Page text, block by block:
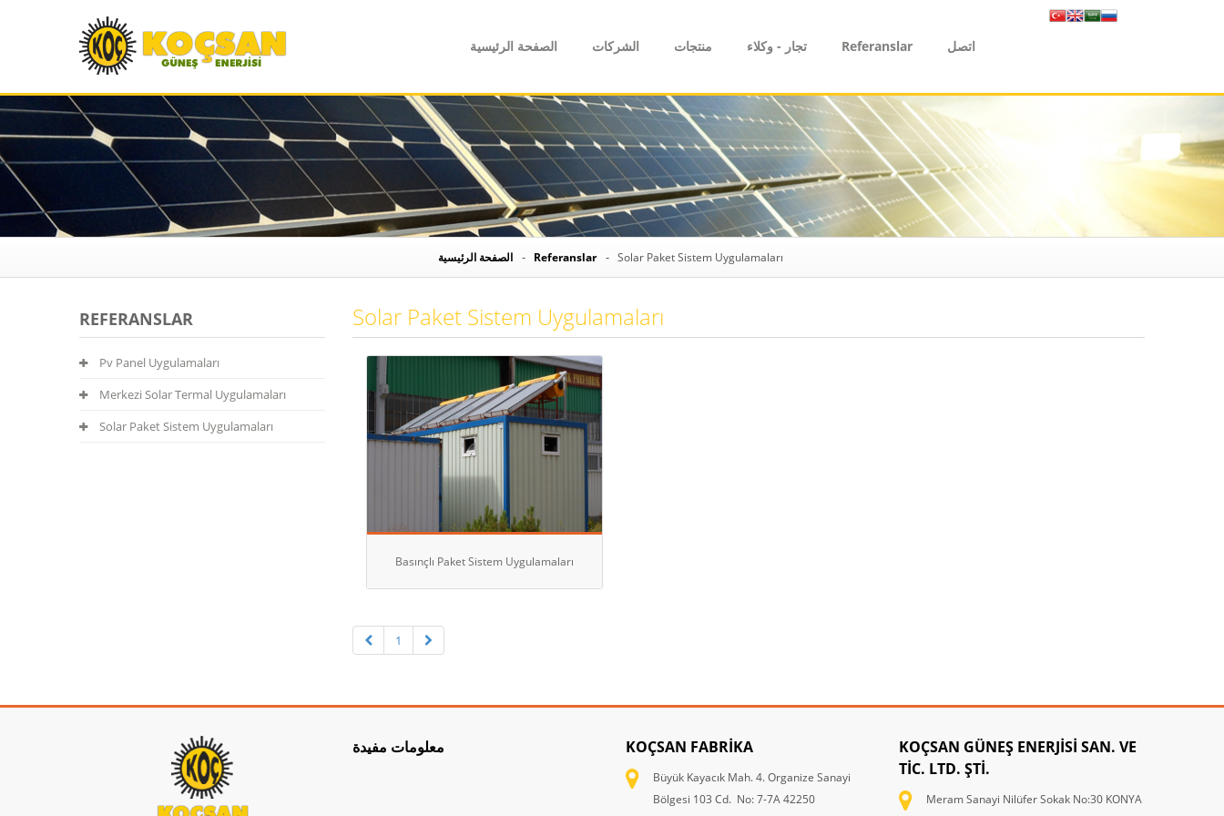
الصفحة الرئيسية الشركات منتجات تجار - وكلاء Referanslar اتصل
الصفحة الرئيسية Referanslar Solar Paket Sistem Uygulamaları
REFERANSLAR
Pv Panel Uygulamaları
Merkezi Solar Termal Uygulamaları
Solar Paket Sistem Uygulamaları
Solar Paket Sistem Uygulamaları
Basınçlı Paket Sistem Uygulamaları
1
معلومات مفيدة KOÇSAN FABRIKA
Büyük Kayacık Mah. 4. Organize Sanayi
Bölgesi 103 Cd. No: 7-7A 42250
KOÇSAN GÜNEŞ ENERJİSİ SAN. VE
TİC. LTD. ŞTİ.
Meram Sanayi Nilüfer Sokak No:30 KONYA